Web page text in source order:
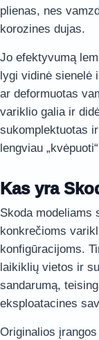
plienas, nes
korozines dujas.
Jo efektyvumą
lygi vidinė sienelė
ar deformuotas
variklio galia ir
sukomplektuotas
lengviau
Kas yra
Skoda modeliams
konkrečioms
konfigūracijoms.
laikiklių vietos ir
sandarumą,
eksploatacines
Originalios